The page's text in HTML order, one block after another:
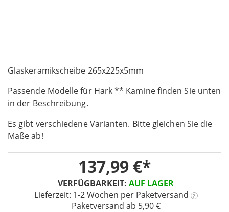
Glaskeramikscheibe 265x225x5mm
Passende Modelle für Hark ** Kamine finden Sie unten
in der Beschreibung.
Es gibt verschiedene Varianten. Bitte gleichen Sie die
Maße ab!
VERFÜGBARKEIT: AUF LAGER
Lieferzeit: 1-2 Wochen per Paketversand ?
Paketversand ab 5,90 €
137,99 €
gallery
to
beginning
of
images
gallery